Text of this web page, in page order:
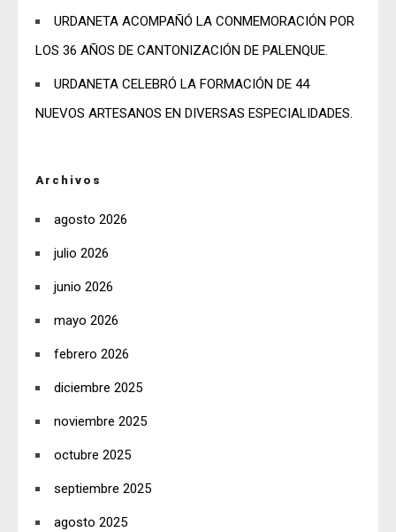
URDANETA ACOMPAÑÓ LA CONMEMORACIÓN POR
LOS 36 AÑOS DE CANTONIZACIÓN DE PALENQUE.
URDANETA CELEBRÓ LA FORMACIÓN DE 44
NUEVOS ARTESANOS EN DIVERSAS ESPECIALIDADES.
Archivos
agosto 2026
julio 2026
junio 2026
mayo 2026
febrero 2026
diciembre 2025
noviembre 2025
octubre 2025
septiembre 2025
agosto 2025